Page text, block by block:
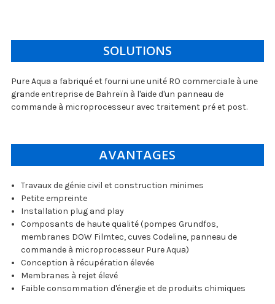
SOLUTIONS
Pure Aqua a fabriqué et fourni une unité RO commerciale à une
grande entreprise de Bahreïn à l'aide d'un panneau de
commande à microprocesseur avec traitement pré et post.
AVANTAGES
Travaux de génie civil et construction minimes
Petite empreinte
Installation plug and play
Composants de haute qualité (pompes Grundfos,
membranes DOW Filmtec, cuves Codeline, panneau de
commande à microprocesseur Pure Aqua)
Conception à récupération élevée
Membranes à rejet élevé
Faible consommation d'énergie et de produits chimiques